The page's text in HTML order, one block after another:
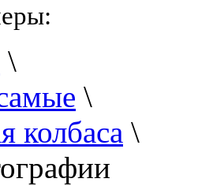
\
\
колбаса \